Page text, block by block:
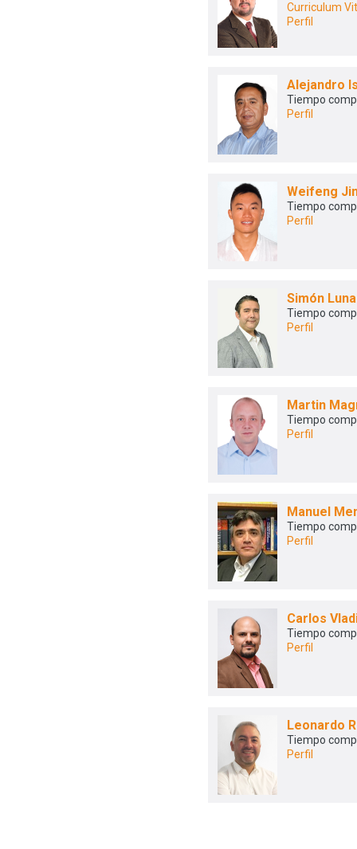
Curriculum
Perfil
Alejandro
Tiempo
Perfil
Weifeng
Tiempo
Perfil
Simón
Tiempo
Perfil
Martin
Tiempo
Perfil
Manuel
Tiempo
Perfil
Carlos
Tiempo
Perfil
Leonardo
Tiempo
Perfil